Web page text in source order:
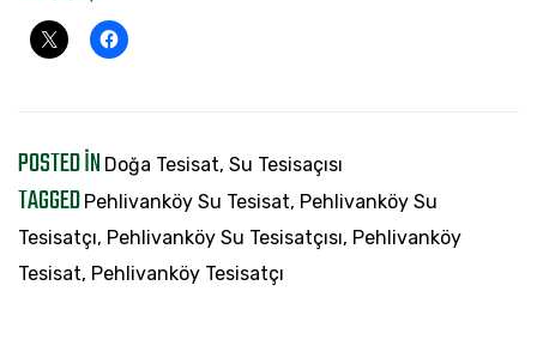
POSTED IN Doğa Tesisat, Su Tesisaçısı
TAGGED Pehlivanköy Su Tesisat, Pehlivanköy Su
Tesisatçı, Pehlivanköy Su Tesisatçısı, Pehlivanköy
Tesisat, Pehlivanköy Tesisatçı